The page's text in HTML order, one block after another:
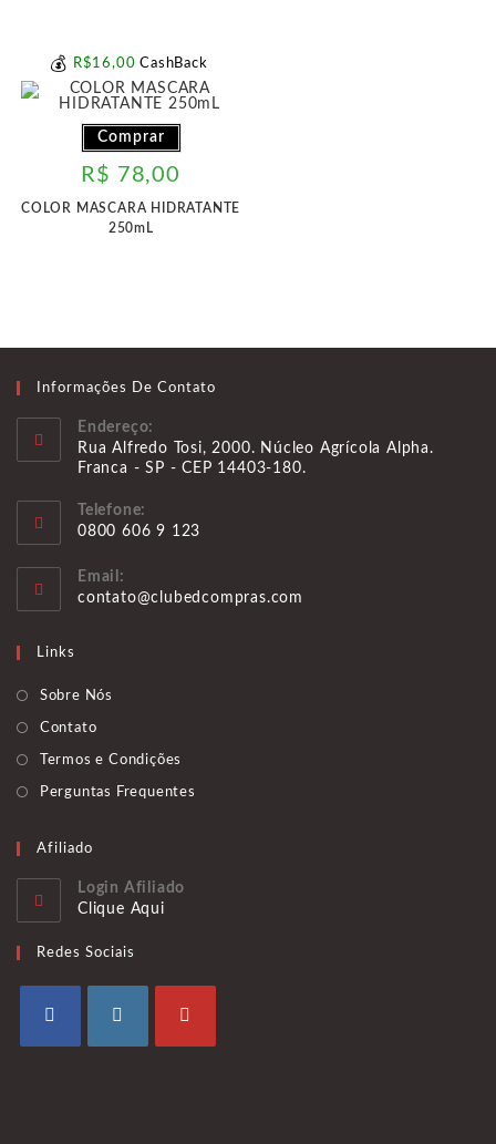
💰 R$16,00CashBack
Comprar
R$ 78,00
COLOR MASCARA HIDRATANTE
250mL
Informações De Contato
Endereço:
Rua Alfredo Tosi, 2000. Núcleo Agrícola Alpha.
Franca - SP - CEP 14403-180.
Telefone:
0800 606 9 123
em
Email:
contato@clubedcompras.com
Links
Sobre Nós
Contato
Termos e Condições
Perguntas Frequentes
Afiliado
Login Afiliado
Clique Aqui
Redes Sociais